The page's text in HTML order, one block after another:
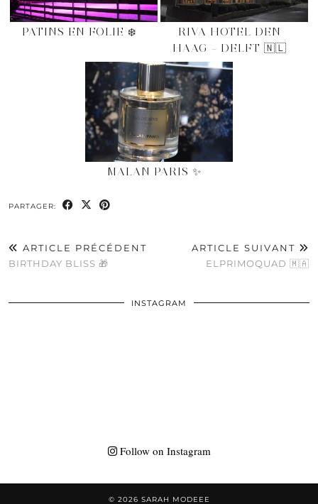
PATINS EN FOLIE ❄️
RIVA HOTEL DEN
HAAG – DELFT 🇳🇱
MALAN PARIS ✨
PARTAGER:
ARTICLE PRÉCÉDENT
BIRTHDAY BLISS 🎁
ARTICLE SUIVANT
ELPRIMOQUAD 🇲🇦
INSTAGRAM
Follow on Instagram
© 2026 SARAH MODEEE